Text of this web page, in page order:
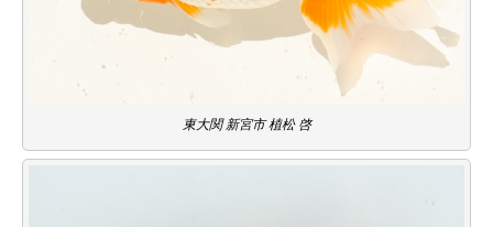
東大関 新宮市 植松 啓